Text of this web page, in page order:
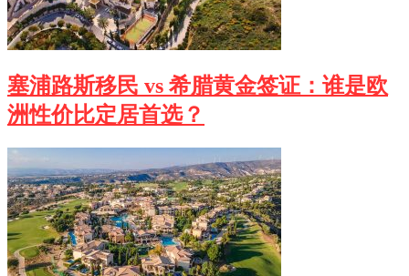
塞浦路斯移民 vs 希腊黄金签证：谁是欧
洲性价比定居首选？